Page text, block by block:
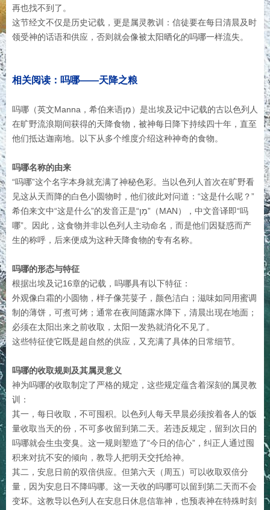
再也找不到了。
这节经文不仅是历史记载，更是属灵教训：信徒要在每日清晨及时
领受神的话语和供应，否则就会像被太阳晒化的吗哪一样流失。
相关阅读：吗哪——天降之粮
吗哪（英文Manna，希伯来语מָן）是出埃及记中记载的古以色列人
在旷野流浪期间获得的天降食物，被神每日降下持续四十年，直至
他们抵达迦南地。以下从多个维度介绍这种神奇的食物。
吗哪名称的由来
“吗哪”这个名字本身就充满了神秘色彩。当以色列人首次在旷野看
见这从天而降的白色小圆物时，他们彼此对问道：“这是什么呢？”
希伯来文中“这是什么”的发音正是“מָן”（MAN），中文音译即“吗
哪”。因此，这食物并非以色列人主动命名，而是他们因疑惑而产
生的称呼，后来便成为这种天降食物的专有名称。
吗哪的形态与特征
根据出埃及记16章的记载，吗哪具有以下特征：
外观像白霜的小圆物，样子像芫荽子，颜色洁白；滋味如同用蜜调
制的薄饼，可煮可烤；通常在夜间随露水降下，清晨出现在地面；
必须在太阳出来之前收取，太阳一发热就消化不见了。
这些特征使它既是超自然的供应，又充满了具体的日常细节。
吗哪的收取规则及其属灵意义
神为吗哪的收取制定了严格的规定，这些规定蕴含着深刻的属灵教
训：
其一，每日收取，不可囤积。以色列人每天早晨必须按着各人的饭
量收取当天的份，不可多收留到第二天。若违反规定，留到次日的
吗哪就会生虫变臭。这一规则塑造了“今日的信心”，纠正人通过囤
积来对抗不安的倾向，教导人把明天交托给神。
其二，安息日前的双倍供应。但第六天（周五）可以收取双倍分
量，因为安息日不降吗哪。这一天收的吗哪可以留到第二天而不会
变坏。这教导以色列人在安息日休息信靠神，也预表神在特殊时刻